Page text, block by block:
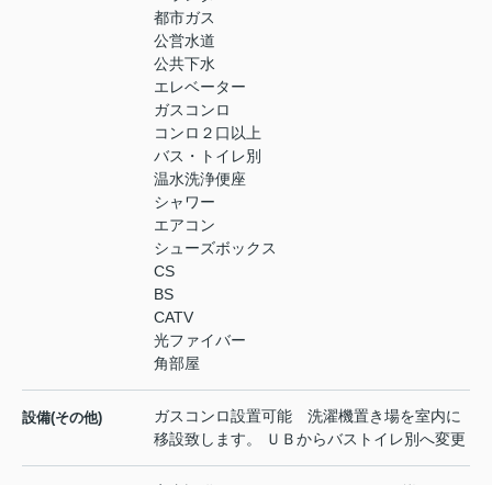
都市ガス
公営水道
公共下水
エレベーター
ガスコンロ
コンロ２口以上
バス・トイレ別
温水洗浄便座
シャワー
エアコン
シューズボックス
CS
BS
CATV
光ファイバー
角部屋
設備(その他)
ガスコンロ設置可能 洗濯機置き場を室内に
移設致します。 ＵＢからバストイレ別へ変更